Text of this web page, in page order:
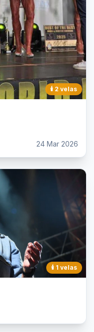
🕯️ 2 velas
24 Mar 2026
🕯️ 1 velas